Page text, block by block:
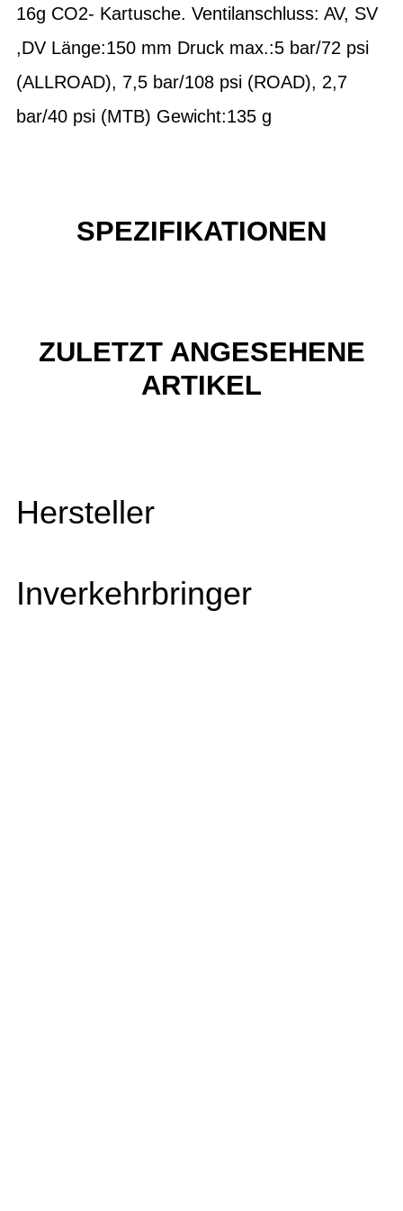
16g CO2- Kartusche. Ventilanschluss: AV, SV
,DV Länge:150 mm Druck max.:5 bar/72 psi
(ALLROAD), 7,5 bar/108 psi (ROAD), 2,7
bar/40 psi (MTB) Gewicht:135 g
SPEZIFIKATIONEN
ZULETZT ANGESEHENE
ARTIKEL
Hersteller
Inverkehrbringer